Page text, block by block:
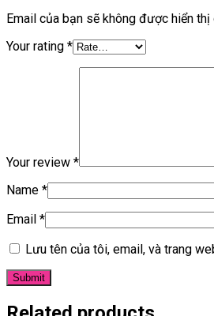
Email của bạn sẽ không được hiển thị
Your rating *
Your review *
Name *
Email *
Lưu tên của tôi, email, và trang